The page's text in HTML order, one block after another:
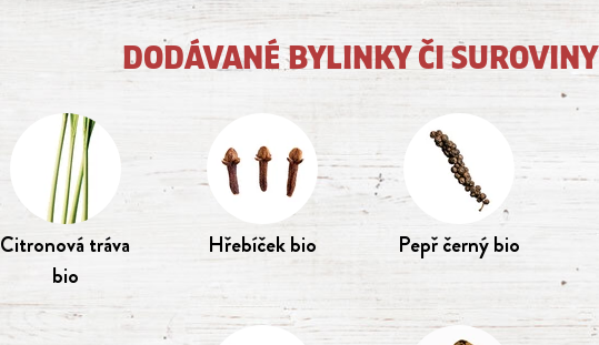
DODÁVANÉ BYLINKY ČI SUROVINY
Citronová tráva
bio
Hřebíček bio Pepř černý bio